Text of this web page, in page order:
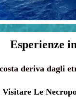
Esperienze
deriva dagli
Visitare Le